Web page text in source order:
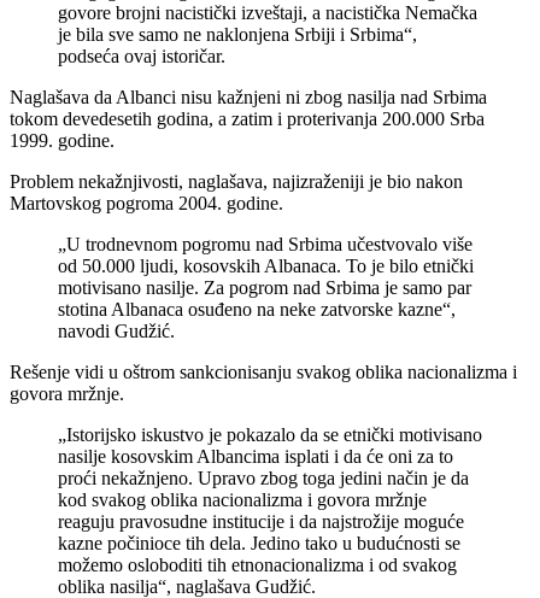
govore brojni nacistički izveštaji, a nacistička Nemačka
je bila sve samo ne naklonjena Srbiji i Srbima“,
podseća ovaj istoričar.
Naglašava da Albanci nisu kažnjeni ni zbog nasilja nad Srbima
tokom devedesetih godina, a zatim i proterivanja 200.000 Srba
1999. godine.
Problem nekažnjivosti, naglašava, najizraženiji je bio nakon
Martovskog pogroma 2004. godine.
„U trodnevnom pogromu nad Srbima učestvovalo više
od 50.000 ljudi, kosovskih Albanaca. To je bilo etnički
motivisano nasilje. Za pogrom nad Srbima je samo par
stotina Albanaca osuđeno na neke zatvorske kazne“,
navodi Gudžić.
Rešenje vidi u oštrom sankcionisanju svakog oblika nacionalizma i
govora mržnje.
„Istorijsko iskustvo je pokazalo da se etnički motivisano
nasilje kosovskim Albancima isplati i da će oni za to
proći nekažnjeno. Upravo zbog toga jedini način je da
kod svakog oblika nacionalizma i govora mržnje
reaguju pravosudne institucije i da najstrožije moguće
kazne počinioce tih dela. Jedino tako u budućnosti se
možemo osloboditi tih etnonacionalizma i od svakog
oblika nasilja“, naglašava Gudžić.